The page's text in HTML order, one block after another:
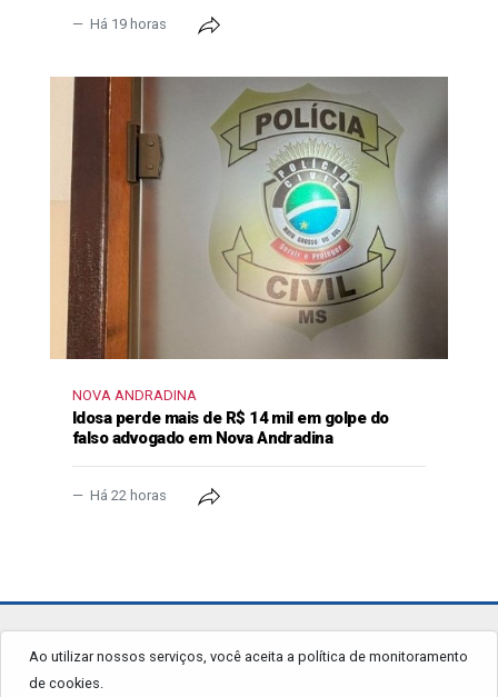
Há 19 horas
NOVA ANDRADINA
Idosa perde mais de R$ 14 mil em golpe do
falso advogado em Nova Andradina
Há 22 horas
Ao utilizar nossos serviços, você aceita a política de monitoramento
de cookies.
jornalgrandourados.com.br